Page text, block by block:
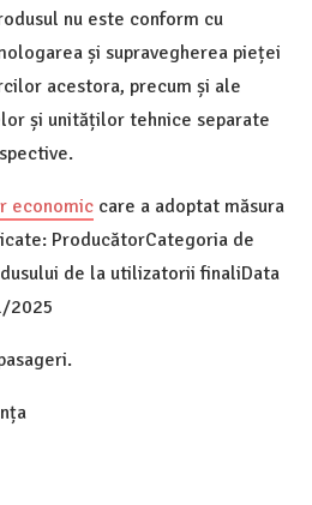
nu este conform cu
și supravegherea pieței
acestora, precum și ale
și unităților tehnice separate
economic care a adoptat măsura
ProducătorCategoria de
de la utilizatorii finaliData
2025